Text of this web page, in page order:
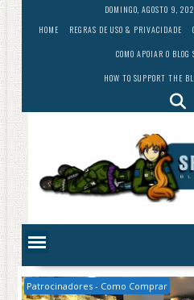
Skip
to
content
DOMINGO, AGOSTO 9,
HOME
REGRAS DE USO & PRIVACIDADE
COMO APOIAR O BLOG
HOW TO SUPPORT THE
Patrocinadores - Como Comprar